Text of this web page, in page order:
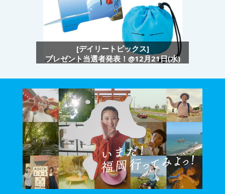
[デイリートピックス]
プレゼント当選者発表！@12月21日(水)